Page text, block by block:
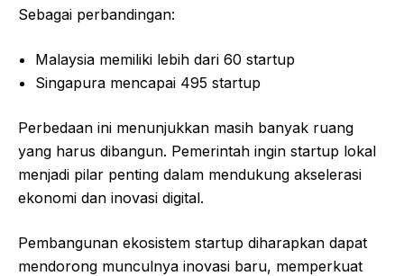
Sebagai perbandingan:
Malaysia memiliki lebih dari 60 startup
Singapura mencapai 495 startup
Perbedaan ini menunjukkan masih banyak ruang
yang harus dibangun. Pemerintah ingin startup lokal
menjadi pilar penting dalam mendukung akselerasi
ekonomi dan inovasi digital.
Pembangunan ekosistem startup diharapkan dapat
mendorong munculnya inovasi baru, memperkuat